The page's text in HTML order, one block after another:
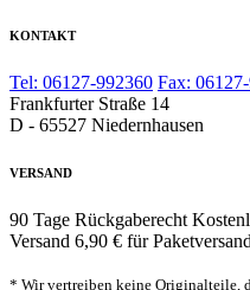
KONTAKT
Tel: 06127-992360 Fax:
Frankfurter Straße 14
D - 65527 Niedernhausen
VERSAND
90 Tage Rückgaberecht
Versand 6,90 € für
* Wir vertreiben keine Originalteile,